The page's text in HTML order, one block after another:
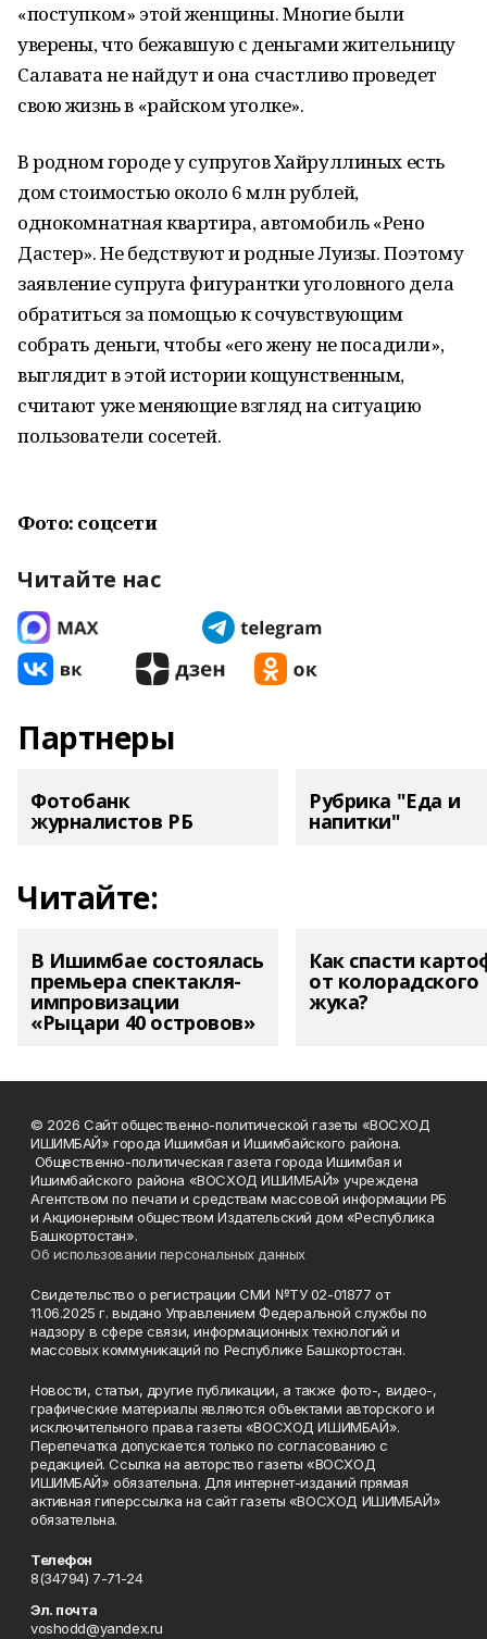
«поступком» этой женщины. Многие были
уверены, что бежавшую с деньгами жительницу
Салавата не найдут и она счастливо проведет
свою жизнь в «райском уголке».
В родном городе у супругов Хайруллиных есть
дом стоимостью около 6 млн рублей,
однокомнатная квартира, автомобиль «Рено
Дастер». Не бедствуют и родные Луизы. Поэтому
заявление супруга фигурантки уголовного дела
обратиться за помощью к сочувствующим
собрать деньги, чтобы «его жену не посадили»,
выглядит в этой истории кощунственным,
считают уже меняющие взгляд на ситуацию
пользователи сосетей.
Фото: соцсети
Читайте нас
Партнеры
Фотобанк
журналистов РБ
Рубрика "Еда и
напитки"
Читайте:
В Ишимбае состоялась
премьера спектакля-
импровизации
«Рыцари 40 островов»
Как спасти
от колорадского
жука?
© 2026 Сайт общественно-политической газеты «ВОСХОД
ИШИМБАЙ» города Ишимбая и Ишимбайского района.
Общественно-политическая газета города Ишимбая и
Ишимбайского района «ВОСХОД ИШИМБАЙ» учреждена
Агентством по печати и средствам массовой информации РБ
и Акционерным обществом Издательский дом «Республика
Башкортостан».
Об использовании персональных данных
Свидетельство о регистрации СМИ №ТУ 02-01877 от
11.06.2025 г. выдано Управлением Федеральной службы по
надзору в сфере связи, информационных технологий и
массовых коммуникаций по Республике Башкортостан.
Новости, статьи, другие публикации, а также фото-, видео-,
графические материалы являются объектами авторского и
исключительного права газеты «ВОСХОД ИШИМБАЙ».
Перепечатка допускается только по согласованию с
редакцией. Ссылка на авторство газеты «ВОСХОД
ИШИМБАЙ» обязательна. Для интернет-изданий прямая
активная гиперссылка на сайт газеты «ВОСХОД ИШИМБАЙ»
обязательна.
Телефон
8(34794) 7-71-24
Эл. почта
voshodd@yandex.ru